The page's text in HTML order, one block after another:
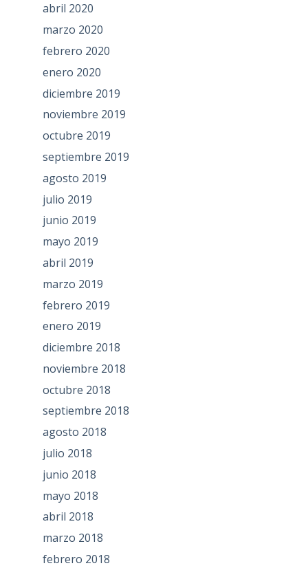
abril 2020
marzo 2020
febrero 2020
enero 2020
diciembre 2019
noviembre 2019
octubre 2019
septiembre 2019
agosto 2019
julio 2019
junio 2019
mayo 2019
abril 2019
marzo 2019
febrero 2019
enero 2019
diciembre 2018
noviembre 2018
octubre 2018
septiembre 2018
agosto 2018
julio 2018
junio 2018
mayo 2018
abril 2018
marzo 2018
febrero 2018